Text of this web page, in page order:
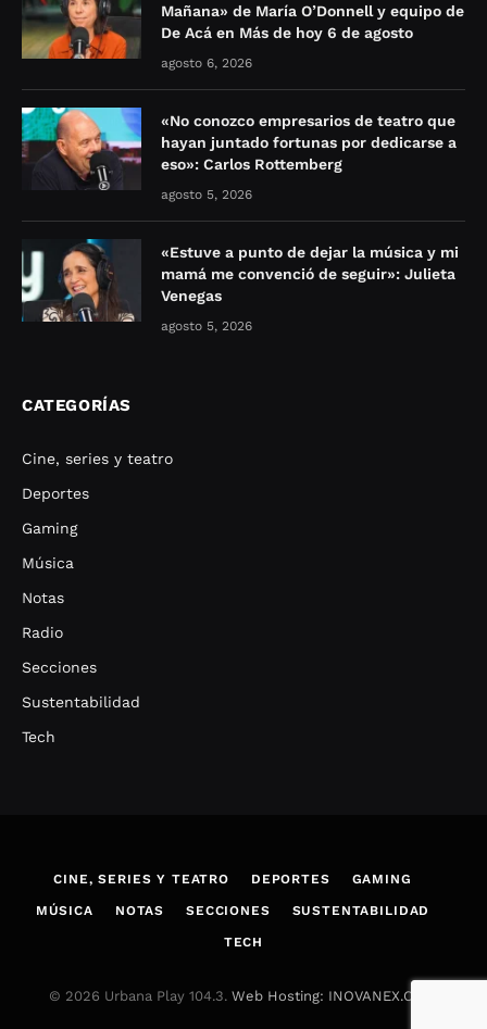
Mañana» de María O’Donnell y equipo de
De Acá en Más de hoy 6 de agosto
agosto 6, 2026
«No conozco empresarios de teatro que
hayan juntado fortunas por dedicarse a
eso»: Carlos Rottemberg
agosto 5, 2026
«Estuve a punto de dejar la música y mi
mamá me convenció de seguir»: Julieta
Venegas
agosto 5, 2026
CATEGORÍAS
Cine, series y teatro
Deportes
Gaming
Música
Notas
Radio
Secciones
Sustentabilidad
Tech
CINE, SERIES Y TEATRO DEPORTES GAMING
MÚSICA NOTAS SECCIONES SUSTENTABILIDAD
TECH
© 2026 Urbana Play 104.3. Web Hosting: INOVANEX.COM